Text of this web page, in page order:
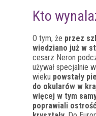
Kto
O tym, że przez
wiedziano już w
cesarz Neron
używał specjalnie
wieku powstały
do okularów w
więcej w tym
poprawiali